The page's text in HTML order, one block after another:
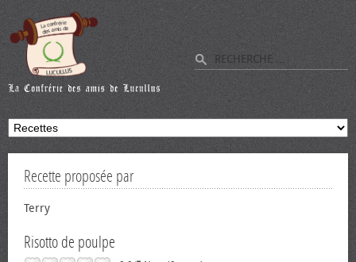
Recette proposée par
Terry
Risotto de poulpe